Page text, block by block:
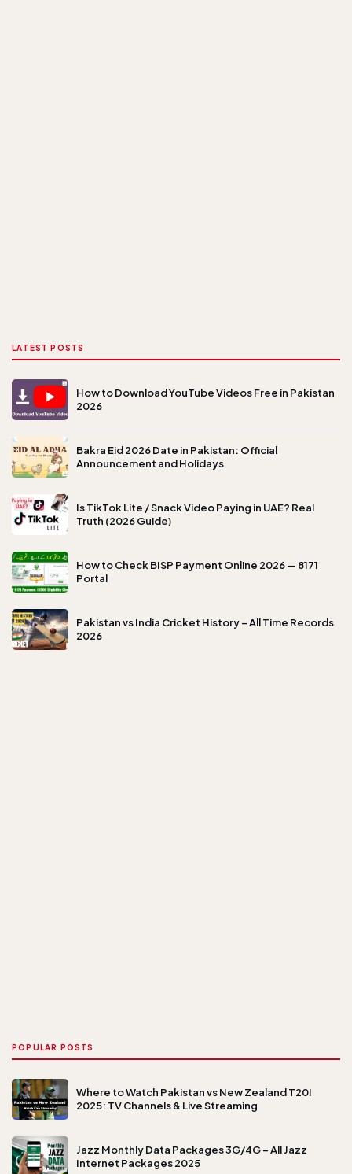
LATEST POSTS
How to Download YouTube Videos Free in Pakistan
2026
Bakra Eid 2026 Date in Pakistan: Official
Announcement and Holidays
Is TikTok Lite / Snack Video Paying in UAE? Real
Truth (2026 Guide)
How to Check BISP Payment Online 2026 — 8171
Portal
Pakistan vs India Cricket History – All Time Records
2026
POPULAR POSTS
Where to Watch Pakistan vs New Zealand T20I
2025: TV Channels & Live Streaming
Jazz Monthly Data Packages 3G/4G – All Jazz
Internet Packages 2025